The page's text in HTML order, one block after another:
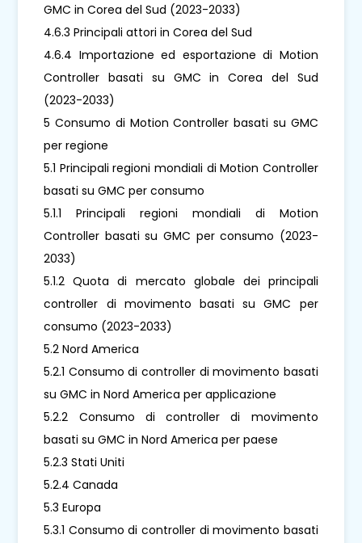
GMC in Corea del Sud (2023-2033)
4.6.3 Principali attori in Corea del Sud
4.6.4 Importazione ed esportazione di Motion
Controller basati su GMC in Corea del Sud
(2023-2033)
5 Consumo di Motion Controller basati su GMC
per regione
5.1 Principali regioni mondiali di Motion Controller
basati su GMC per consumo
5.1.1 Principali regioni mondiali di Motion
Controller basati su GMC per consumo (2023-
2033)
5.1.2 Quota di mercato globale dei principali
controller di movimento basati su GMC per
consumo (2023-2033)
5.2 Nord America
5.2.1 Consumo di controller di movimento basati
su GMC in Nord America per applicazione
5.2.2 Consumo di controller di movimento
basati su GMC in Nord America per paese
5.2.3 Stati Uniti
5.2.4 Canada
5.3 Europa
5.3.1 Consumo di controller di movimento basati